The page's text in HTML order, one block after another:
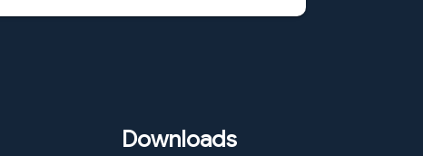
Downloads